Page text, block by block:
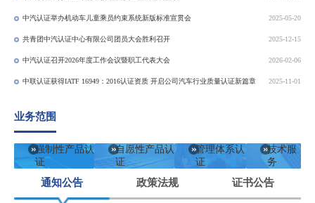
中汽认证举办机动车儿童乘员约束系统新版标准宣贯会 2025-05-20
共青团中汽认证中心有限公司团员大会胜利召开 2025-12-15
中汽认证召开2026年度工作会议暨职工代表大会 2026-02-06
中联认证获得IATF 16949：2016认证资质 开启公司汽车行业质量认证新篇章 2025-11-01
业务范围
强制性产品认
证
自愿性产品认
证
管理体系认
证
技术服
务
通知公告 政策法规 证书公告